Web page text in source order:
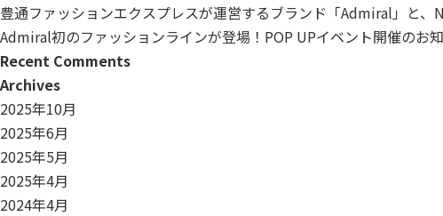
豊通ファッションエクスプレスが運営するブランド「Admiral」と、
Admiral初のファッションラインが登場！POP UPイベント開催のお
Recent Comments
Archives
2025年10月
2025年6月
2025年5月
2025年4月
2024年4月